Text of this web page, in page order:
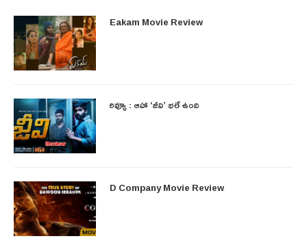
Eakam Movie Review
రివ్యూ : ఆహా ‘జీవి’ భలే ఉంది
D Company Movie Review